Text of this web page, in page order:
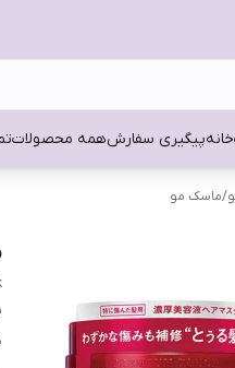
خانهپیگیری سفارشهمه محصولات
/ماسک مو